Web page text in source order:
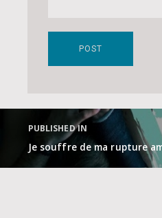
l’article
PUBLISHED IN
Je souffre de ma rupture